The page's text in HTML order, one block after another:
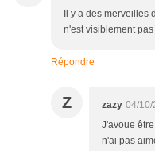
Il y a des
n'est visiblement
Répondre
Z zazy 04/10/
J'avoue
n'ai pas